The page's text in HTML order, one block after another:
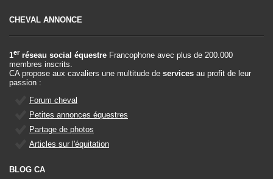
CHEVAL ANNONCE
1er réseau social équestre Francophone avec plus de 200.000
membres inscrits.
CA propose aux cavaliers une multitude de services au profit de leur
passion :
Forum cheval
Petites annonces équestres
Partage de photos
Articles sur l'équitation
BLOG CA